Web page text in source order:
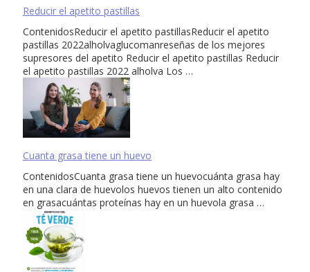
Reducir el apetito pastillas
ContenidosReducir el apetito pastillasReducir el apetito
pastillas 2022alholvaglucomanreseñas de los mejores
supresores del apetito Reducir el apetito pastillas Reducir
el apetito pastillas 2022 alholva Los …
Cuanta grasa tiene un huevo
ContenidosCuanta grasa tiene un huevocuánta grasa hay
en una clara de huevolos huevos tienen un alto contenido
en grasacuántas proteínas hay en un huevola grasa …